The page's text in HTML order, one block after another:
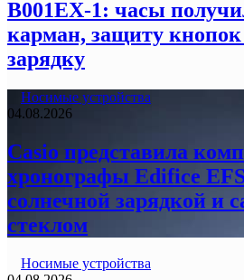
B001EX-1: часы
карман, защиту
зарядку
Носимые устройства
04.08.2026
Casio представила
хронографы Edifice
солнечной зарядкой и
стеклом
Носимые устройства